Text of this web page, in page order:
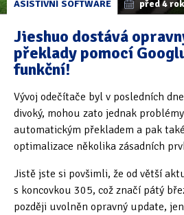
Lupy
Mobilní zařízení(85)
Zápisníky (7)
Názory & zkušenosti(143)
Oficiální materiály(57)
Pozvánky & oznámení
(67)
ASISTIVNÍ SOFTWARE před 4
Jieshuo dostává
překlady pomocí
funkční!
Vývoj odečítače byl v posledních
divoký, mohou zato jednak
automatickým překladem a pak také
optimalizace několika zásadních
Jistě jste si povšimli, že od větší
s koncovkou 305, což značí pátý
později uvolněn opravný update,